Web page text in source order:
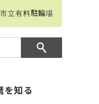
立有料駐輪場
を知る